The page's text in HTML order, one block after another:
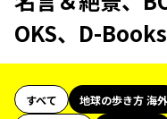
OKS、D-
すべて 地球の歩き方 海外